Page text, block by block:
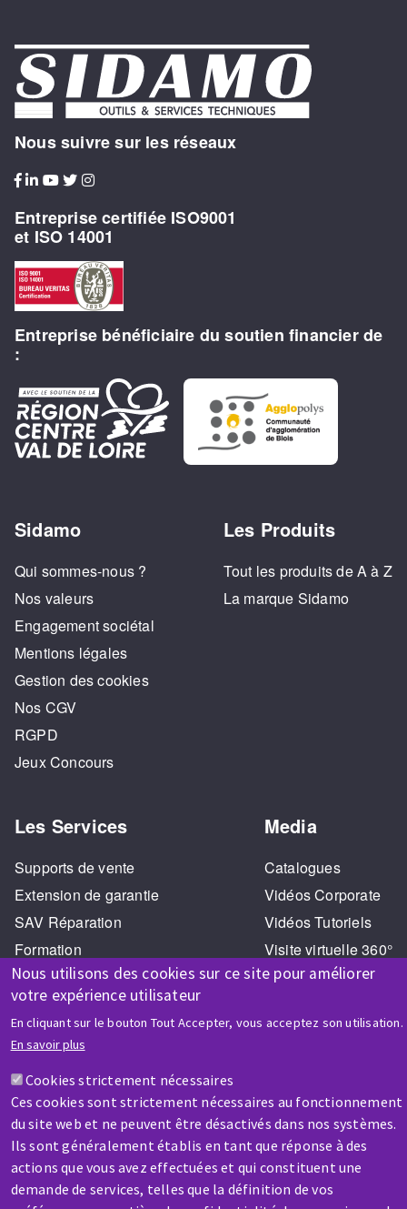
Nous utilisons des cookies sur ce site pour améliorer
votre expérience utilisateur
En cliquant sur le bouton Tout Accepter, vous acceptez son utilisation.
En savoir plus
Cookies strictement nécessaires
Ces cookies sont strictement nécessaires au fonctionnement
du site web et ne peuvent être désactivés dans nos systèmes.
Ils sont généralement établis en tant que réponse à des
actions que vous avez effectuées et qui constituent une
demande de services, telles que la définition de vos
Nous suivre sur les réseaux
Entreprise certifiée ISO9001
et ISO 14001
Entreprise bénéficiaire du soutien financier de
:
Sidamo
Qui sommes-nous ?
Nos valeurs
Engagement sociétal
Mentions légales
Gestion des cookies
Nos CGV
RGPD
Jeux Concours
Les Produits
Tout les produits de A à Z
La marque Sidamo
Les Services
Supports de vente
Extension de garantie
SAV Réparation
Formation
Media
Catalogues
Vidéos Corporate
Vidéos Tutoriels
Visite virtuelle 360°
AIDE & CONTACT
Une question ? Un renseignement ?
Contactez-nous